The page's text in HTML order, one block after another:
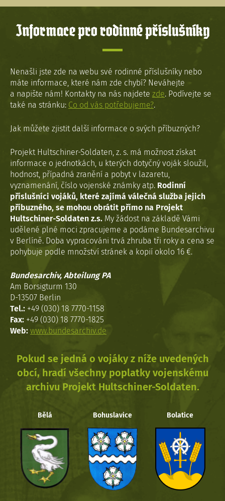
Informace pro rodinné příslušníky
Nenašli jste zde na webu své rodinné příslušníky nebo
máte informace, které nám zde chybí? Neváhejte
a napište nám! Kontakty na nás najdete zde. Podívejte se
také na stránku: Co od vás potřebujeme?.
Jak můžete zjistit další informace o svých příbuzných?
Projekt Hultschiner-Soldaten, z. s. má možnost získat
informace o jednotkách, u kterých dotyčný voják sloužil,
hodnost, případná zranění a pobyt v lazaretu,
vyznamenání, číslo vojenské známky atp. Rodinní
příslušníci vojáků, které zajímá válečná služba jejich
příbuzného, se mohou obrátit přímo na Projekt
Hultschiner-Soldaten z.s. My žádost na základě Vámi
udělené plné moci zpracujeme a podáme Bundesarchivu
v Berlíně. Doba vypracováni trvá zhruba tři roky a cena se
pohybuje podle množství stránek a kopií okolo 16 €.
Bundesarchiv, Abteilung PA
Am Borsigturm 130
D-13507 Berlin
Tel.: +49 (030) 18 7770-1158
Fax: +49 (030) 18 7770-1825
Web: www.bundesarchiv.de
Pokud se jedná o vojáky z níže uvedených
obcí, hradí všechny poplatky vojenskému
archivu Projekt Hultschiner-Soldaten.
Bělá Bohuslavice Bolatice